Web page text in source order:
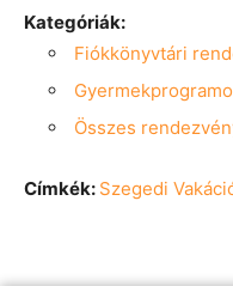
Kategóriák:
Fiókkönyvtári
Összes
Címkék: Szegedi